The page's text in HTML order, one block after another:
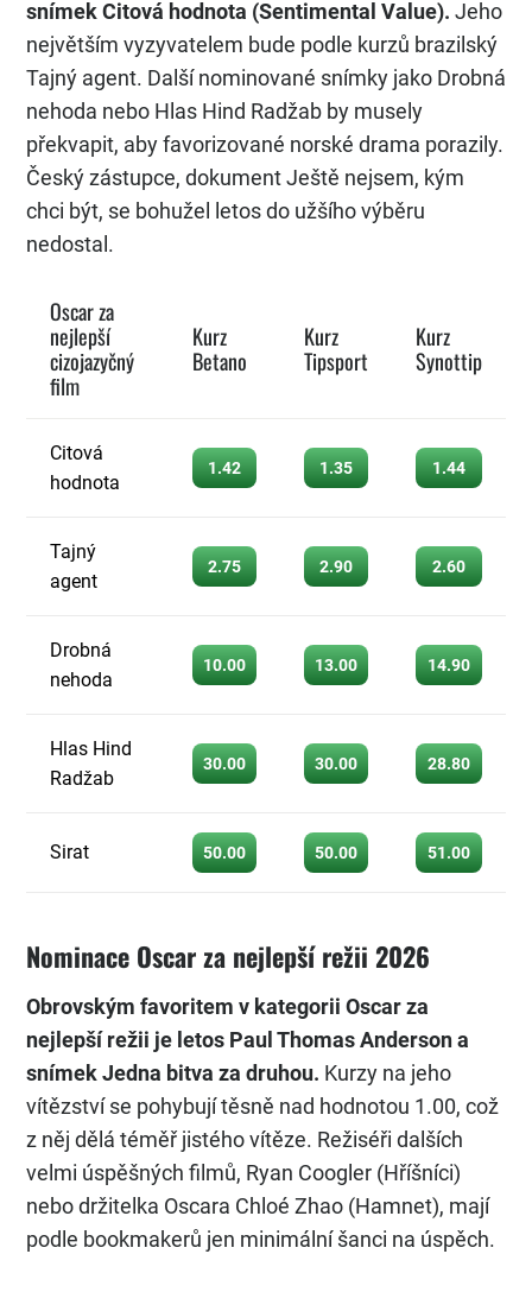
snímek Citová hodnota (Sentimental Value). Jeho
největším vyzyvatelem bude podle kurzů brazilský
Tajný agent. Další nominované snímky jako Drobná
nehoda nebo Hlas Hind Radžab by musely
překvapit, aby favorizované norské drama porazily.
Český zástupce, dokument Ještě nejsem, kým
chci být, se bohužel letos do užšího výběru
nedostal.
Oscar za
nejlepší
cizojazyčný
film
Kurz
Betano
Kurz
Tipsport
Kurz
Synottip
Citová
hodnota
1.42 1.35 1.44
Tajný
agent
2.75 2.90 2.60
Drobná
nehoda
10.00 13.00 14.90
Hlas Hind
Radžab
30.00 30.00 28.80
Sirat 50.00 50.00 51.00
Nominace Oscar za nejlepší režii 2026
Obrovským favoritem v kategorii Oscar za
nejlepší režii je letos Paul Thomas Anderson a
snímek Jedna bitva za druhou. Kurzy na jeho
vítězství se pohybují těsně nad hodnotou 1.00, což
z něj dělá téměř jistého vítěze. Režiséři dalších
velmi úspěšných filmů, Ryan Coogler (Hříšníci)
nebo držitelka Oscara Chloé Zhao (Hamnet), mají
podle bookmakerů jen minimální šanci na úspěch.